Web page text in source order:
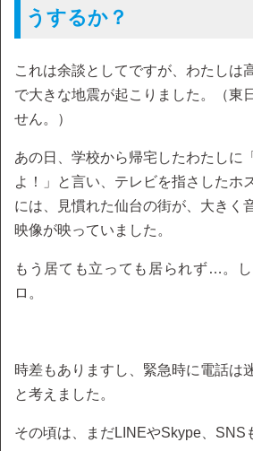
うするか？
これは余談としてですが、わたしは
で大きな地震が起こりました。（東
せん。）
あの日、学校から帰宅したわたしに
よ！」と言い、テレビを指さしたホ
には、見慣れた仙台の街が、大きく
映像が映っていました。
もう居ても立っても居られず…。
ロ。
時差もありますし、緊急時に電話は
と考えました。
その頃は、まだLINEやSkype、SNS